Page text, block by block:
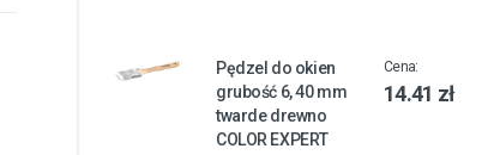
Pędzel do okien
grubość 6, 40 mm
twarde drewno
COLOR EXPERT
Cena:
14.41 zł